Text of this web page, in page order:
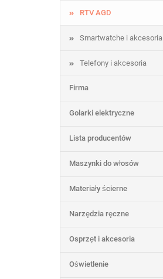
RTV AGD
Smartwatche i akcesoria
Telefony i akcesoria
Firma
Golarki elektryczne
Lista producentów
Maszynki do włosów
Materiały ścierne
Narzędzia ręczne
Osprzęt i akcesoria
Oświetlenie